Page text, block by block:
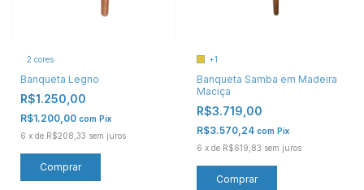
2 cores
Banqueta Legno
R$1.250,00
R$1.200,00 com Pix
6 x de R$208,33 sem juros
Comprar
+1
Banqueta Samba em Madeira
Maciça
R$3.719,00
R$3.570,24 com Pix
6 x de R$619,83 sem juros
Comprar